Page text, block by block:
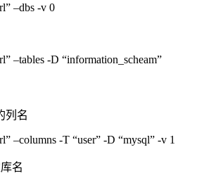
–dbs -v 0
–tables -D “information_scheam”
列名
–columns -T “user” -D “mysql” -v 1
名